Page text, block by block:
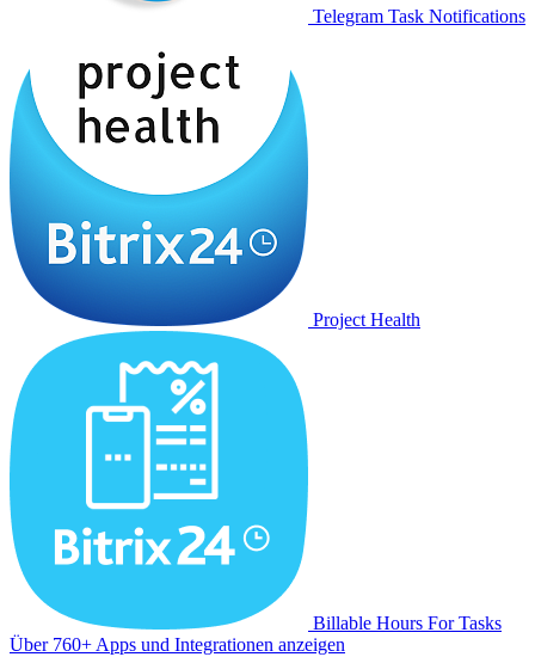
Telegram Task Notifications
Project Health
Billable Hours For Tasks
Über 760+ Apps und Integrationen anzeigen